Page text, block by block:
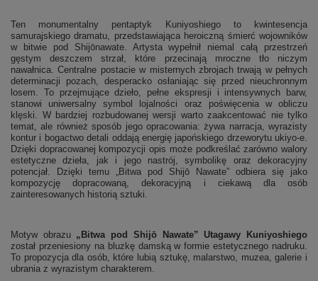
Ten monumentalny pentaptyk Kuniyoshiego to kwintesencja
samurajskiego dramatu, przedstawiająca heroiczną śmierć wojowników
w bitwie pod Shijōnawate. Artysta wypełnił niemal całą przestrzeń
gęstym deszczem strzał, które przecinają mroczne tło niczym
nawałnica. Centralne postacie w misternych zbrojach trwają w pełnych
determinacji pozach, desperacko osłaniając się przed nieuchronnym
losem. To przejmujące dzieło, pełne ekspresji i intensywnych barw,
stanowi uniwersalny symbol lojalności oraz poświęcenia w obliczu
klęski. W bardziej rozbudowanej wersji warto zaakcentować nie tylko
temat, ale również sposób jego opracowania: żywa narracja, wyrazisty
kontur i bogactwo detali oddają energię japońskiego drzeworytu ukiyo-e.
Dzięki dopracowanej kompozycji opis może podkreślać zarówno walory
estetyczne dzieła, jak i jego nastrój, symbolikę oraz dekoracyjny
potencjał. Dzięki temu „Bitwa pod Shijō Nawate” odbiera się jako
kompozycję dopracowaną, dekoracyjną i ciekawą dla osób
zainteresowanych historią sztuki.
Motyw obrazu „Bitwa pod Shijō Nawate” Utagawy Kuniyoshiego
został przeniesiony na bluzkę damską w formie estetycznego nadruku.
To propozycja dla osób, które lubią sztukę, malarstwo, muzea, galerie i
ubrania z wyrazistym charakterem.